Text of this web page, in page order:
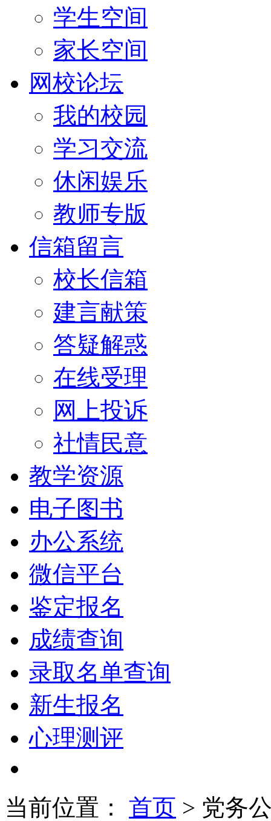
学生空间
家长空间
网校论坛
我的校园
学习交流
休闲娱乐
教师专版
信箱留言
校长信箱
建言献策
答疑解惑
在线受理
网上投诉
社情民意
教学资源
电子图书
办公系统
微信平台
鉴定报名
成绩查询
录取名单查询
新生报名
心理测评
当前位置： 首页 > 党务